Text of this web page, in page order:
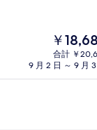
現
在
の
￥
合計 ￥
9 月 2 日 ～ 9 月 3